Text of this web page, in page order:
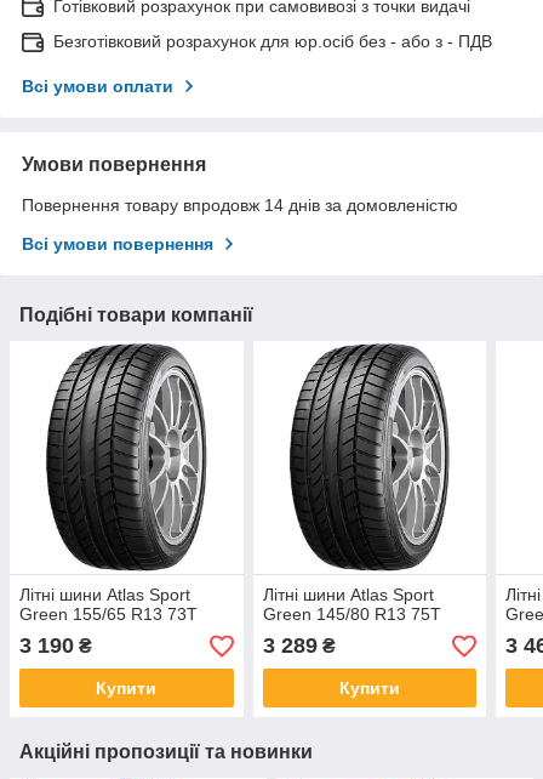
Готівковий розрахунок при самовивозі з точки видачі
Безготівковий розрахунок для юр.осіб без - або з - ПДВ
Всі умови оплати
Умови повернення
Повернення товару впродовж 14 днів за домовленістю
Всі умови повернення
Подібні товари компанії
Літні шини Atlas Sport
Green 155/65 R13 73T
3 190 ₴
Купити
Літні шини Atlas Sport
Green 145/80 R13 75T
3 289₴
Купити
3
Акційні пропозиції та новинки